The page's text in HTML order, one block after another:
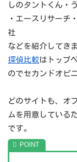
しのタントくん・
・エースリサーチ
社
などを紹介してき
探偵比較はトップ
のでセカンドオピ
どのサイトも、オ
ムを用意している
です。